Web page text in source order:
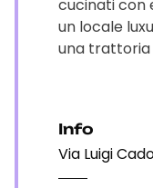
cucinati con
un locale
una trattoria
Info
Via Luigi